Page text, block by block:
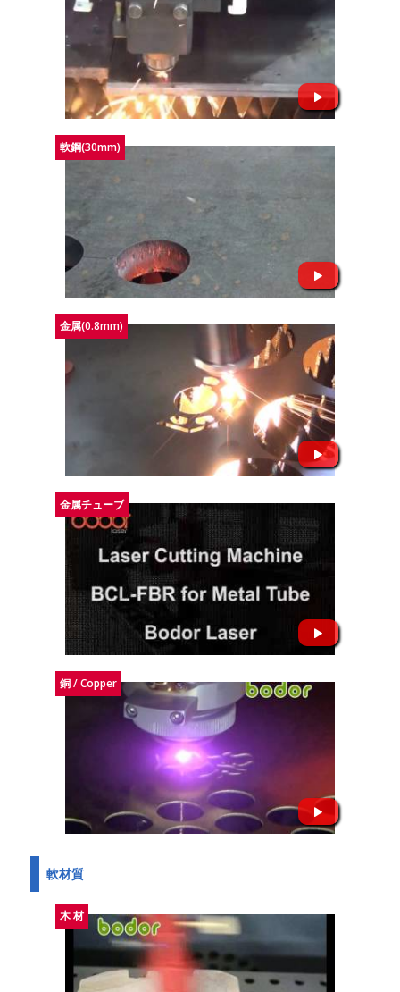
軟鋼(30mm)
金属(0.8mm)
金属チューブ
銅 / Copper
軟材質
木 材